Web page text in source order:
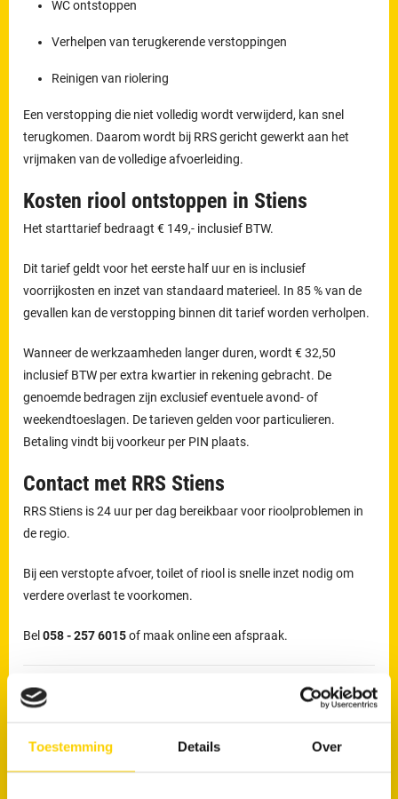
Toestemming Details Over
WC ontstoppen
Verhelpen van terugkerende verstoppingen
Reinigen van riolering
Een verstopping die niet volledig wordt verwijderd, kan snel
terugkomen. Daarom wordt bij RRS gericht gewerkt aan het
vrijmaken van de volledige afvoerleiding.
Kosten riool ontstoppen in Stiens
Het starttarief bedraagt € 149,- inclusief BTW.
Dit tarief geldt voor het eerste half uur en is inclusief
voorrijkosten en inzet van standaard materieel. In 85 % van de
gevallen kan de verstopping binnen dit tarief worden verholpen.
Wanneer de werkzaamheden langer duren, wordt € 32,50
inclusief BTW per extra kwartier in rekening gebracht. De
genoemde bedragen zijn exclusief eventuele avond- of
weekendtoeslagen. De tarieven gelden voor particulieren.
Betaling vindt bij voorkeur per PIN plaats.
Contact met RRS Stiens
RRS Stiens is 24 uur per dag bereikbaar voor rioolproblemen in
de regio.
Bij een verstopte afvoer, toilet of riool is snelle inzet nodig om
verdere overlast te voorkomen.
Bel058 - 257 6015of maak online een afspraak.
Wil je direct van je verstopping af?